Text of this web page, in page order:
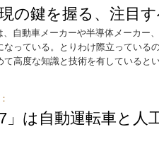
の鍵を握る、注目
、自動車メーカーや半導体メーカー
なっている。とりわけ際立っている
高度な知識と技術を有していると
」は自動運転車と